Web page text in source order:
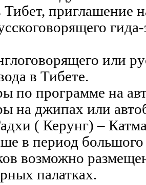
приглашение
или
в Тибете.
по программе на
на джипах или
( Керунг) –
в период большого
возможно
палатках.